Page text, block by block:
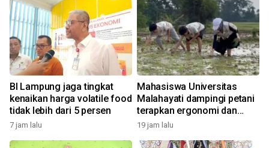
BI Lampung jaga tingkat
kenaikan harga volatile food
tidak lebih dari 5 persen
7 jam lalu
Mahasiswa Universitas
Malahayati dampingi petani
terapkan ergonomi dan
pestisida nabati
19 jam lalu